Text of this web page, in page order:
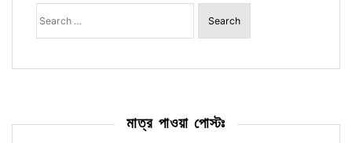
Search
for:
মাত্র পাওয়া পোস্টঃ